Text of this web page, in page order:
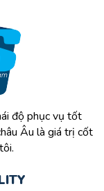
độ phục vụ tốt
Âu là giá trị cốt